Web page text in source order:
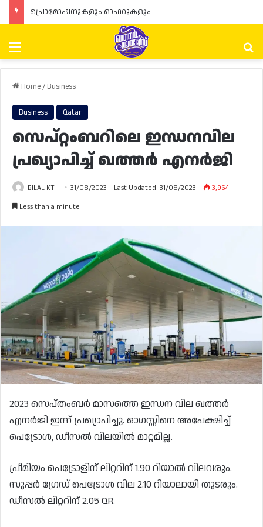
Menu
Home/ Business
Business Qatar
സെപ്റ്റംബറിലെ ഇന്ധനവില
പ്രഖ്യാപിച്ച് ഖത്തർ എനർജി
BILAL KT 31/08/2023 Last Updated: 31/08/2023
3,964
Less than a minute
2023 സെപ്തംബർ മാസത്തെ ഇന്ധന വില ഖത്തർ
എനർജി ഇന്ന് പ്രഖ്യാപിച്ചു. ഓഗസ്റ്റിനെ അപേക്ഷിച്ച്
പെട്രോൾ, ഡീസൽ വിലയിൽ മാറ്റമില്ല.
പ്രീമിയം പെട്രോളിന് ലിറ്ററിന് 1.90 റിയാൽ വിലവരും.
സൂപ്പർ ഗ്രേഡ് പെട്രോൾ വില 2.10 റിയാലായി തുടരും.
ഡീസൽ ലിറ്ററിന് 2.05 QR.